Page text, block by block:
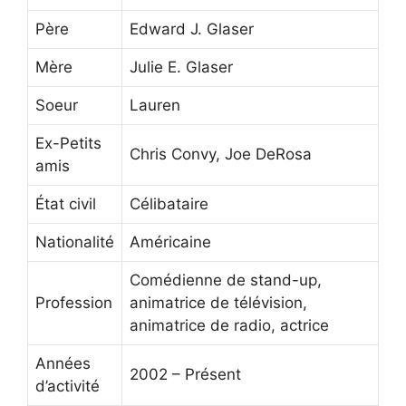
Père Edward J. Glaser
Mère Julie E. Glaser
Soeur Lauren
Ex-Petits
amis
Chris Convy, Joe DeRosa
État civil Célibataire
Nationalité Américaine
Profession
Comédienne de stand-up,
animatrice de télévision,
animatrice de radio, actrice
Années
d’activité
2002 – Présent